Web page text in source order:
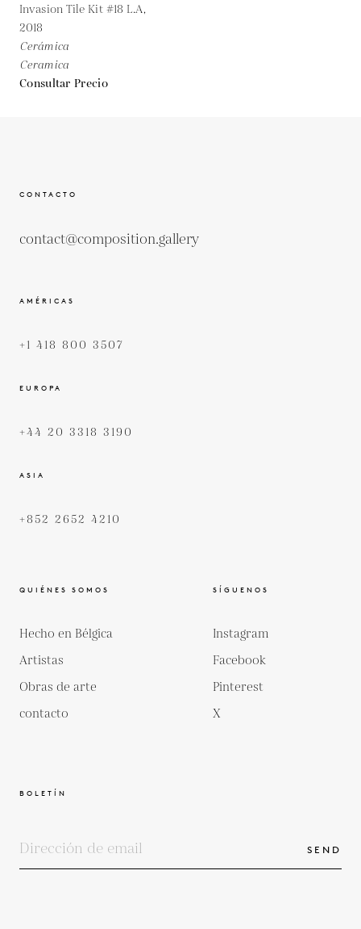
Invasion Tile Kit #18 L.A,
2018
Cerámica
Ceramica
Consultar Precio
CONTACTO
contact@composition.gallery
AMÉRICAS
+1 418 800 3507
EUROPA
+44 20 3318 3190
ASIA
+852 2652 4210
QUIÉNES SOMOS
Hecho en Bélgica
Artistas
Obras de arte
contacto
SÍGUENOS
Instagram
Facebook
Pinterest
X
BOLETÍN
SEND